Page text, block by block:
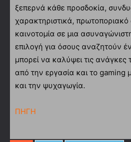
ξεπερνά κάθε προσδοκία,
χαρακτηριστικά, πρωτοποριακό
καινοτομία σε μια
επιλογή για όσους αναζητούν
μπορεί να καλύψει τις ανάγκες
από την εργασία και το gaming
και την ψυχαγωγία.
ΠΗΓΗ